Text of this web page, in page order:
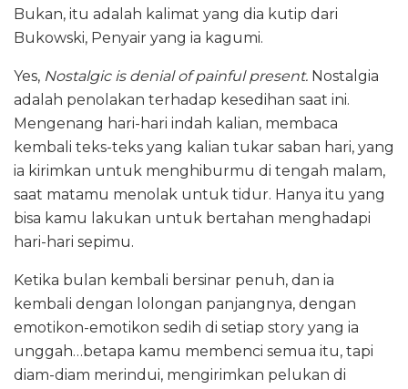
Bukan, itu adalah kalimat yang dia kutip dari
Bukowski, Penyair yang ia kagumi.
Yes, Nostalgic is denial of painful present. Nostalgia
adalah penolakan terhadap kesedihan saat ini.
Mengenang hari-hari indah kalian, membaca
kembali teks-teks yang kalian tukar saban hari, yang
ia kirimkan untuk menghiburmu di tengah malam,
saat matamu menolak untuk tidur. Hanya itu yang
bisa kamu lakukan untuk bertahan menghadapi
hari-hari sepimu.
Ketika bulan kembali bersinar penuh, dan ia
kembali dengan lolongan panjangnya, dengan
emotikon-emotikon sedih di setiap story yang ia
unggah…betapa kamu membenci semua itu, tapi
diam-diam merindui, mengirimkan pelukan di